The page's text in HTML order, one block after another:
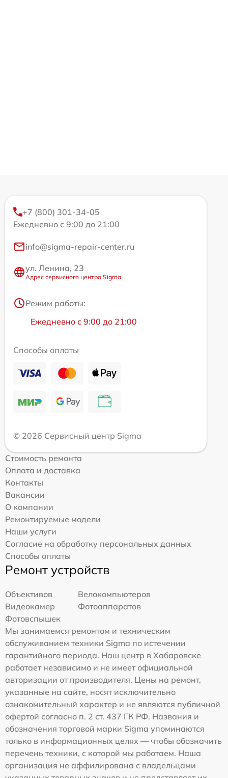
+7 (800) 301-34-05
Ежедневно с 9:00 до 21:00
info@sigma-repair-center.ru
ул. Ленина, 23
Адрес сервисного центра Sigma
Режим работы:
Ежедневно с 9:00 до 21:00
Способы оплаты
© 2026 Сервисный центр Sigma
Стоимость ремонта
Оплата и доставка
Контакты
Вакансии
О компании
Ремонтируемые модели
Наши услуги
Согласие на обработку персональных данных
Способы оплаты
Ремонт устройств
Объективов
Велокомпьютеров
Видеокамер
Фотоаппаратов
Фотовспышек
Мы занимаемся ремонтом и техническим
обслуживанием техники Sigma по истечении
гарантийного периода. Наш центр в Хабаровске
работает независимо и не имеет официальной
авторизации от производителя. Цены на ремонт,
указанные на сайте, носят исключительно
ознакомительный характер и не являются публичной
офертой согласно п. 2 ст. 437 ГК РФ. Названия и
обозначения торговой марки Sigma упоминаются
только в информационных целях — чтобы обозначить
перечень техники, с которой мы работаем. Наша
организация не аффилирована с владельцами